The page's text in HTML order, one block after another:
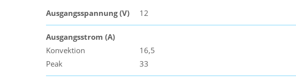
Ausgangsspannung (V) 12
Ausgangsstrom (A)
Konvektion
Peak
16,5
33